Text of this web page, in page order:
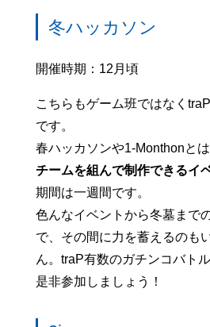
冬ハッカソン
開催時期：12月頃
こちらもゲーム班ではなく
です。
春ハッカソンや1-Monthonと
チームを組んで制作できるイ
期間は一週間です。
色んなイベントから冬墓まで
で、その間に力を蓄えるのも
ん。traP有数のガチンコバト
是非参加しましょう！